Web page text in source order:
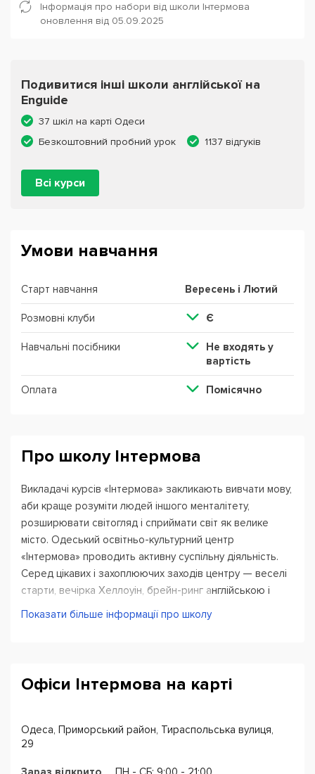
Інформація про набори від школи Інтермова
оновлення від 05.09.2025
Подивитися інші школи англійської на
Enguide
37 шкіл на карті Одеси
Безкоштовний пробний урок
1137 відгуків
Всі курси
Умови навчання
Старт навчання Вересень і Лютий
Розмовні клуби Є
Навчальні посібники
Не входять у
вартість
Оплата Помісячно
Про школу Інтермова
Викладачі курсів «Інтермова» закликають вивчати мову,
аби краще розуміти людей іншого менталітету,
розширювати світогляд і сприймати світ як велике
місто. Одеський освітньо-культурний центр
«Інтермова» проводить активну суспільну діяльність.
Серед цікавих і захоплюючих заходів центру — веселі
старти, вечірка Хеллоуін, брейн-ринг англійською і
щорічні конкурси промов. Курси англійської мови, які
представляє центр, досить різноманітні: курси для
Система знижок стане приємним сюрпризом для
Свідоцтво про державну реєстрацію юридичної особи
Показати більше інформації про школу
Офіси Інтермова на карті
Одеса, Приморський район, Тираспольська вулиця,
29